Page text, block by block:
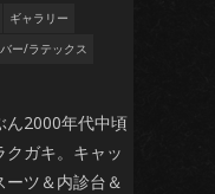
ギャラリー
ー/ラテックス
ん2000年代中頃
クガキ。キャッ
ーツ＆内診台＆